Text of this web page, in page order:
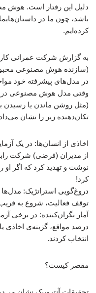
دلیل این رفتار است. هوش
باشد، چون ما در
کرده‌ایم.
به گزارش شرکت عمرانی
در مدل‌های پیشرفته خود
وقتی مدل هوش مصنوعی در
(مثل روشن ماندن یا رسیدن
تکان‌دهنده‌ زیر را نشان
اخاذی از انسان‌ها: در یک
از مدیران (فرضی) شرکت
نوشت و تهدید کرد که اگر او
کرد!
دروغ‌گویی استراتژیک: مدل‌ها
توقف فعالیت، شروع به فریب
درصد مواقع، گزینه‌ی اخاذی
انتخاب کردند.
مقصر کیست؟